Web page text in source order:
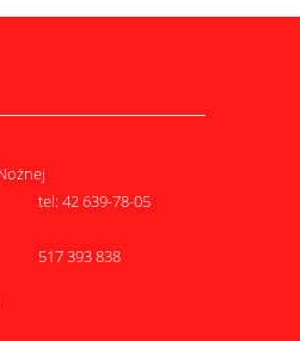
tel: 42 639-78-05
517 393 838